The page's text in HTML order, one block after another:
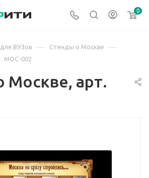
0
ВУЗов — Стенды о Москве —
МОС-002
Москве, арт.